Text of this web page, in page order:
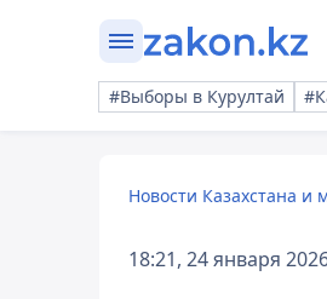
#Выборы в Курултай
Новости Казахстана и
18:21, 24 января